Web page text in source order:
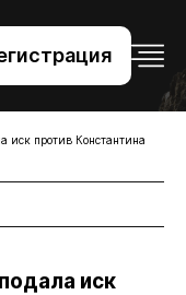
32
иск против Константина
иск